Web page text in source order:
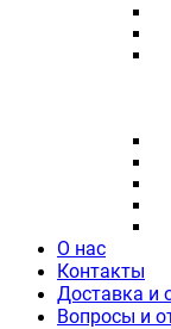
О нас
Контакты
Доставка и
Вопросы и